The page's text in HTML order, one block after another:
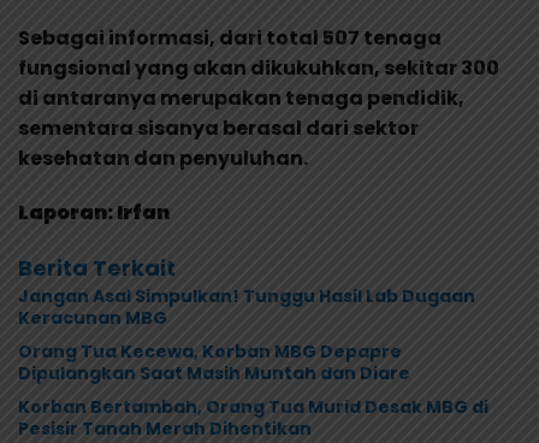
Sebagai informasi, dari total 507 tenaga
fungsional yang akan dikukuhkan, sekitar 300
di antaranya merupakan tenaga pendidik,
sementara sisanya berasal dari sektor
kesehatan dan penyuluhan.
Laporan: Irfan
Berita Terkait
Jangan Asal Simpulkan! Tunggu Hasil Lab Dugaan
Keracunan MBG
Orang Tua Kecewa, Korban MBG Depapre
Dipulangkan Saat Masih Muntah dan Diare
Korban Bertambah, Orang Tua Murid Desak MBG di
Pesisir Tanah Merah Dihentikan